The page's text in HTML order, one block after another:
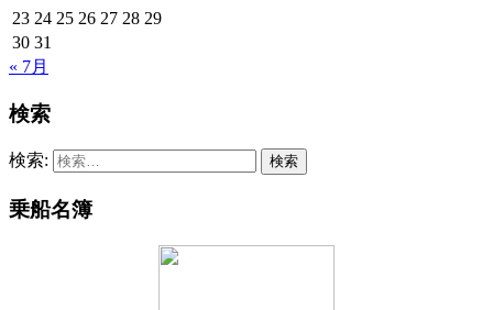
23 24 25 26 27 28 29
30 31
« 7月
検索
検索:
乗船名簿